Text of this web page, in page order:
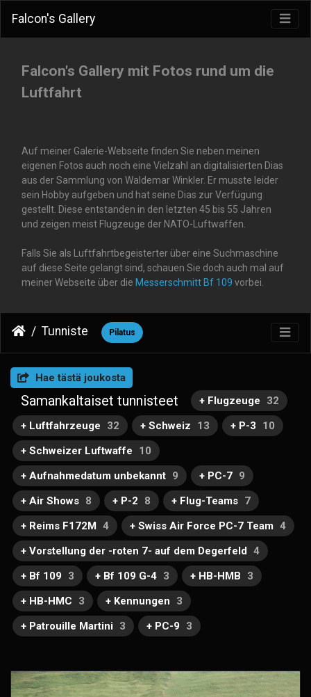
Falcon's Gallery
Falcon's Gallery mit Fotos rund um die
Luftfahrt
Auf meiner Galerie-Webseite finden Sie neben meinen
eigenen Fotos auch noch eine Vielzahl an digitalisierten Dias
aus der Sammlung von Waldemar Winkler. Er musste leider
sein Hobby aufgeben und hat seine Dias zur Verfügung
gestellt. Diese entstanden in den letzten 45 bis 55 Jahren
und zeigen meist Flugzeuge der NATO-Luftwaffen.
Falls Sie als Luftfahrtbegeisterter über eine Suchmaschine
auf diese Seite gelangt sind, schauen Sie doch auch mal auf
meiner Webseite über die Messerschmitt Bf 109 vorbei.
Tunniste Pilatus
Hae tästä joukosta
Samankaltaiset tunnisteet + Flugzeuge
32
+ Luftfahrzeuge
32 + Schweiz 13 + P-3
10
+ Schweizer Luftwaffe
10
+ Aufnahmedatum unbekannt 9 + PC-7 9
+ Air Shows 8 + P-2 8 + Flug-Teams 7
+ Reims F172M 4 + Swiss Air Force PC-7 Team 4
+ Vorstellung der -roten 7- auf dem Degerfeld 4
+ Bf 109
3 + Bf 109 G-4 3 + HB-HMB
3
+ HB-HMC
3 + Kennungen
3
+ Patrouille Martini
3 + PC-9 3